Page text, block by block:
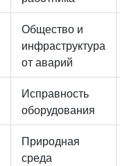
Общество и
инфраструктура
от аварий
Исправность
оборудования
Природная
среда